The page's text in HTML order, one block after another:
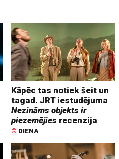
Kāpēc tas notiek šeit un
tagad. JRT iestudējuma
Nezināms objekts ir
piezemējies recenzija
© DIENA